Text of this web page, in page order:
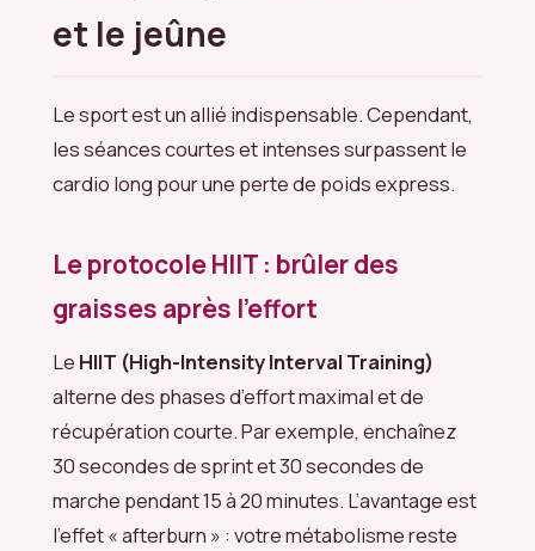
et le jeûne
Le sport est un allié indispensable. Cependant,
les séances courtes et intenses surpassent le
cardio long pour une perte de poids express.
Le protocole HIIT : brûler des
graisses après l’effort
Le HIIT (High-Intensity Interval Training)
alterne des phases d’effort maximal et de
récupération courte. Par exemple, enchaînez
30 secondes de sprint et 30 secondes de
marche pendant 15 à 20 minutes. L’avantage est
l’effet « afterburn » : votre métabolisme reste